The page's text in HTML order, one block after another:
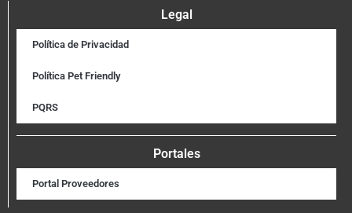
Legal
Política de Privacidad
Política Pet Friendly
PQRS
Portales
Portal Proveedores